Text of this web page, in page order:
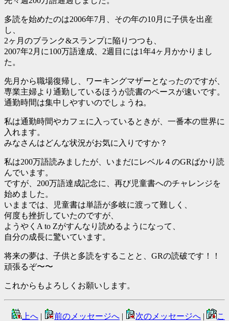
多読を始めたのは2006年7月、その年の10月に子供を出産
し、
2ヶ月のブランク&スランプに陥りつつも、
2007年2月に100万語達成、2週目には1年4ヶ月かかりまし
た。
先月から職場復帰し、ワーキングマザーとなったのですが、
専業主婦より通勤しているほうが読書のペースが速いです。
通勤時間は集中しやすいのでしょうね。
私は通勤時間やカフェに入っているときが、一番本の世界に
入れます。
みなさんはどんな状況がお気に入りですか？
私は200万語読みましたが、いまだにレベル４のGRばかり読
んでいます。
ですが、200万語達成記念に、再び児童書へのチャレンジを
始めました。
いままでは、児童書は単語が多岐に渡って難しく、
何度も挫折していたのですが、
ようやくA to Zがすんなり読めるようになって、
自分の成長に驚いています。
将来の夢は、子供と多読をすることと、GRの読破です！！
頑張るぞ〜〜
これからもよろしくお願いします。
上へ | 前のメッセージへ | 次のメッセージへ |
こ